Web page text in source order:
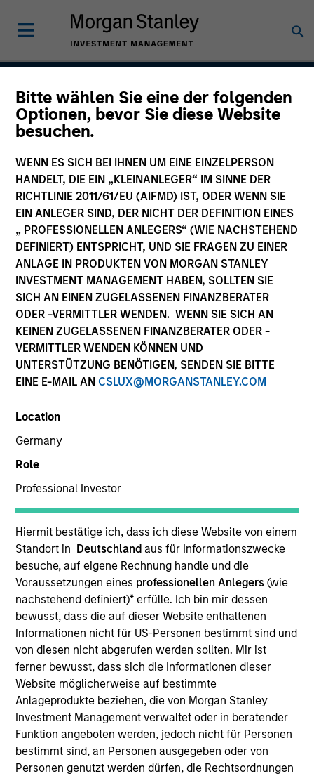
Bitte wählen Sie eine der folgenden
Optionen, bevor Sie diese Website
besuchen.
WENN ES SICH BEI IHNEN UM EINE EINZELPERSON
HANDELT, DIE EIN „KLEINANLEGER“ IM SINNE DER
RICHTLINIE 2011/61/EU (AIFMD) IST, ODER WENN SIE
EIN ANLEGER SIND, DER NICHT DER DEFINITION EINES
„ PROFESSIONELLEN ANLEGERS“ (WIE NACHSTEHEND
DEFINIERT) ENTSPRICHT, UND SIE FRAGEN ZU EINER
ANLAGE IN PRODUKTEN VON MORGAN STANLEY
INVESTMENT MANAGEMENT HABEN, SOLLTEN SIE
SICH AN EINEN ZUGELASSENEN FINANZBERATER
ODER -VERMITTLER WENDEN. WENN SIE SICH AN
KEINEN ZUGELASSENEN FINANZBERATER ODER -
VERMITTLER WENDEN KÖNNEN UND
UNTERSTÜTZUNG BENÖTIGEN, SENDEN SIE BITTE
EINE E-MAIL AN CSLUX@MORGANSTANLEY.COM
Location
Germany
Role
Professional Investor
Hiermit bestätige ich, dass ich diese Website von einem
Standort in Deutschland aus für Informationszwecke
besuche, auf eigene Rechnung handle und die
Voraussetzungen eines professionellen Anlegers(wie
nachstehend definiert)* erfülle. Ich bin mir dessen
bewusst, dass die auf dieser Website enthaltenen
Informationen nicht für US-Personen bestimmt sind und
von diesen nicht abgerufen werden sollten. Mir ist
ferner bewusst, dass sich die Informationen dieser
Website möglicherweise auf bestimmte
Anlageprodukte beziehen, die von Morgan Stanley
Investment Management verwaltet oder in beratender
Funktion angeboten werden, jedoch nicht für Personen
bestimmt sind, an Personen ausgegeben oder von
Personen genutzt werden dürfen, die Rechtsordnungen
Core Plus Fixed Income
Strategy
Strategy Inception
December 1977
Asset Class
Multi-Sector
Quick Facts
Benchmark
Bloomberg U.S. Aggregate Index
Insights
Overview
TheCore Plus Fixed Income Strategyis a value-oriented
fixed income strategy that invests primarily in a
diversified mix of U.S. dollar-denominated investment-
grade fixed income securities, particularly U.S.
government, corporate and securitized assets including
commercial mortgage-backed securities (CMBS),
residential mortgage-backed securities (RMBS) and
assetbacked securities (ABS). The strategy also has the
flexibility to invest in below investment-grade bonds and
non-U.S. dollar denominated bonds and currencies. To
help achieve its objective, the strategy combines top-
down macro and asset allocation views with rigorous
bottom-up fundamental and quantitative analysis that
guides team’s active management decisions.